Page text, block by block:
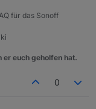
für das Sonoff
er euch geholfen hat.
0